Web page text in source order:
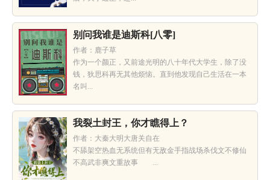
别问我谁是迪斯科[八零]
作者：鹿子草
作为一个颜正，又前途光明的八十年代大学生，除了没
钱，狄思科再无其他烦恼。直到他发现自己生活在一本
名叫...
我裂土封王，你才瞧得上？
作者：大秦大明大唐关自在
不舔架空热血无系统但有无敌金手指战场杀伐文不修仙
不高武非爽文重故事 ...